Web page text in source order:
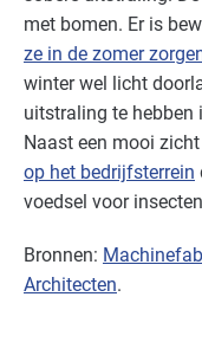
met bomen. Er is
ze in de zomer
winter wel licht
uitstraling te hebben
Naast een mooi
op het bedrijfsterrein
voedsel voor
Bronnen:
Architecten.